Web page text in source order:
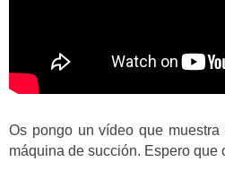
Os pongo un vídeo que
máquina de succión. Espero que